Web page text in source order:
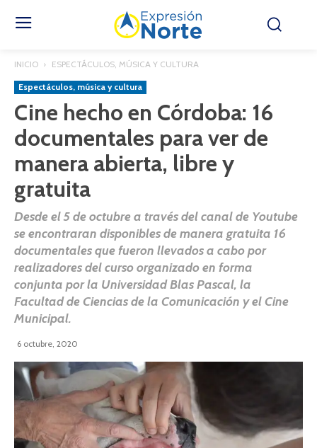
INICIO ESPECTÁCULOS, MÚSICA Y CULTURA
Espectáculos, música y cultura
Cine hecho en Córdoba: 16
documentales para ver de
manera abierta, libre y
gratuita
Desde el 5 de octubre a través del canal de Youtube
se encontraran disponibles de manera gratuita 16
documentales que fueron llevados a cabo por
realizadores del curso organizado en forma
conjunta por la Universidad Blas Pascal, la
Facultad de Ciencias de la Comunicación y el Cine
Municipal.
6 octubre, 2020